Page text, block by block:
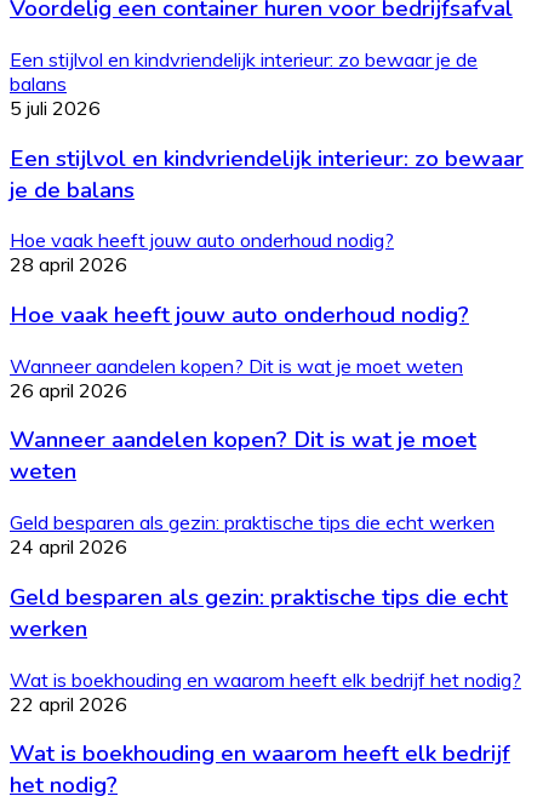
Voordelig een container huren voor bedrijfsafval
Een stijlvol en kindvriendelijk interieur: zo bewaar je de
balans
5 juli 2026
Een stijlvol en kindvriendelijk interieur: zo bewaar
je de balans
Hoe vaak heeft jouw auto onderhoud nodig?
28 april 2026
Hoe vaak heeft jouw auto onderhoud nodig?
Wanneer aandelen kopen? Dit is wat je moet weten
26 april 2026
Wanneer aandelen kopen? Dit is wat je moet
weten
Geld besparen als gezin: praktische tips die echt werken
24 april 2026
Geld besparen als gezin: praktische tips die echt
werken
Wat is boekhouding en waarom heeft elk bedrijf het nodig?
22 april 2026
Wat is boekhouding en waarom heeft elk bedrijf
het nodig?